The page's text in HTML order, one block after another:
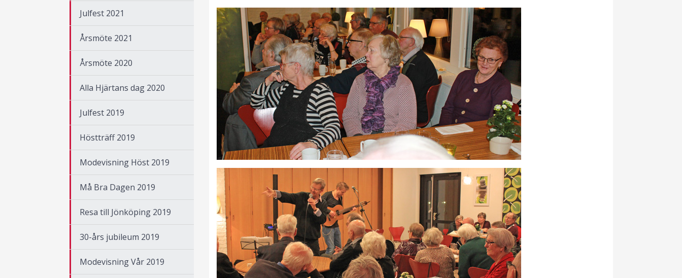
Julfest 2021
Årsmöte 2021
Årsmöte 2020
Alla Hjärtans dag 2020
Julfest 2019
Höstträff 2019
Modevisning Höst 2019
Må Bra Dagen 2019
Resa till Jönköping 2019
30-års jubileum 2019
Modevisning Vår 2019